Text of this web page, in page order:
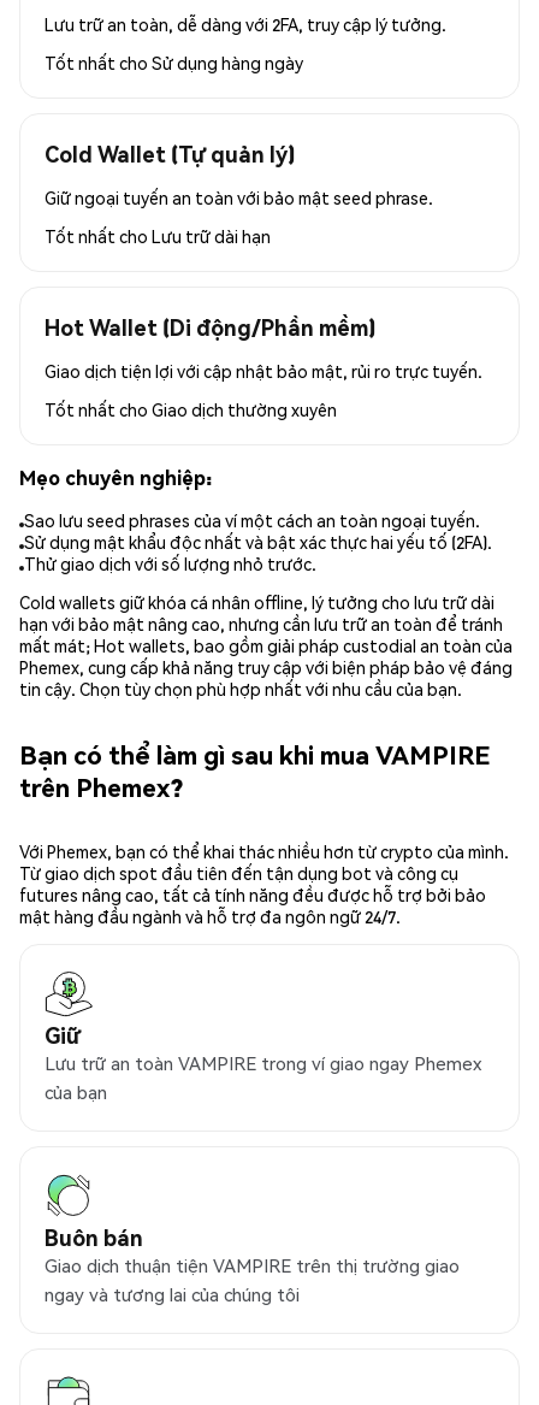
Lưu trữ an toàn, dễ dàng với 2FA, truy cập lý tưởng.
Tốt nhất cho Sử dụng hàng ngày
Cold Wallet (Tự quản lý)
Giữ ngoại tuyến an toàn với bảo mật seed phrase.
Tốt nhất cho Lưu trữ dài hạn
Hot Wallet (Di động/Phần mềm)
Giao dịch tiện lợi với cập nhật bảo mật, rủi ro trực tuyến.
Tốt nhất cho Giao dịch thường xuyên
Mẹo chuyên nghiệp:
Sao lưu seed phrases của ví một cách an toàn ngoại tuyến.
Sử dụng mật khẩu độc nhất và bật xác thực hai yếu tố (2FA).
Thử giao dịch với số lượng nhỏ trước.
Cold wallets giữ khóa cá nhân offline, lý tưởng cho lưu trữ dài
hạn với bảo mật nâng cao, nhưng cần lưu trữ an toàn để tránh
mất mát; Hot wallets, bao gồm giải pháp custodial an toàn của
Phemex, cung cấp khả năng truy cập với biện pháp bảo vệ đáng
tin cậy. Chọn tùy chọn phù hợp nhất với nhu cầu của bạn.
Bạn có thể làm gì sau khi mua VAMPIRE
trên Phemex?
Với Phemex, bạn có thể khai thác nhiều hơn từ crypto của mình.
Từ giao dịch spot đầu tiên đến tận dụng bot và công cụ
futures nâng cao, tất cả tính năng đều được hỗ trợ bởi bảo
mật hàng đầu ngành và hỗ trợ đa ngôn ngữ 24/7.
Giữ
Lưu trữ an toàn VAMPIRE trong ví giao ngay Phemex
của bạn
Buôn bán
Giao dịch thuận tiện VAMPIRE trên thị trường giao
ngay và tương lai của chúng tôi